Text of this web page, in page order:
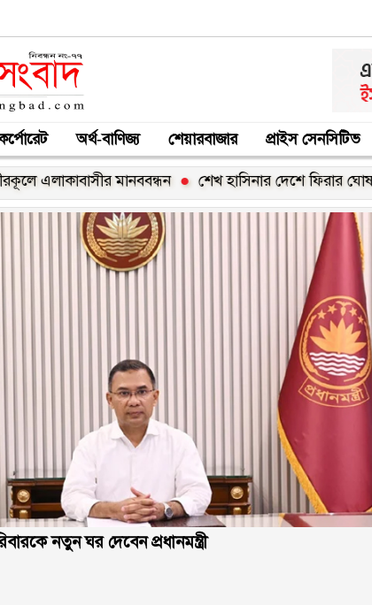
অর্থ-বাণিজ্য শেয়ারবাজার প্রাইস সেনসিটিভ
শেখ হাসিনার দেশে ফিরার ঘোষণা ‘রাজনৈতিক
নতুন ঘর দেবেন প্রধানমন্ত্রী